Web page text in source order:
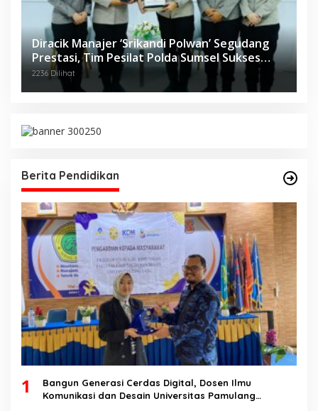
Diracik Manajer ‘Srikandi Polwan’ Segudang
Prestasi, Tim Pesilat Polda Sumsel Sukses
Diajang Kejurnas Menpora Cup II 2024
2236 Dilihat
Berita Pendidikan
1
Bangun Generasi Cerdas Digital, Dosen Ilmu
Komunikasi dan Desain Universitas Pamulang